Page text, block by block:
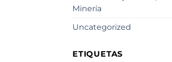
Minería
Uncategorized
ETIQUETAS